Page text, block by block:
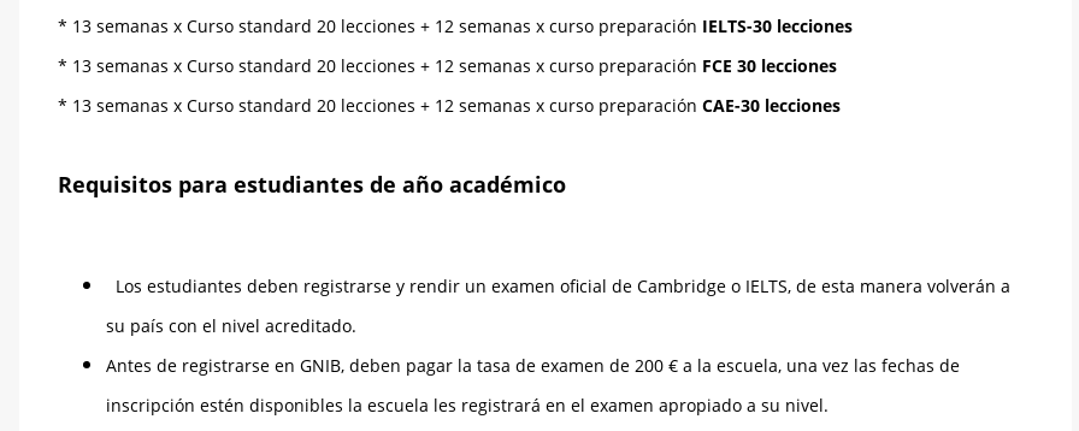
* 13 semanas x Curso standard 20 lecciones + 12 semanas x curso preparación IELTS-30 lecciones
* 13 semanas x Curso standard 20 lecciones + 12 semanas x curso preparación FCE 30 lecciones
* 13 semanas x Curso standard 20 lecciones + 12 semanas x curso preparación CAE-30 lecciones
Requisitos para estudiantes de año académico
Los estudiantes deben registrarse y rendir un examen oficial de Cambridge o IELTS, de esta manera volverán a
su país con el nivel acreditado.
Antes de registrarse en GNIB, deben pagar la tasa de examen de 200 € a la escuela, una vez las fechas de
inscripción estén disponibles la escuela les registrará en el examen apropiado a su nivel.